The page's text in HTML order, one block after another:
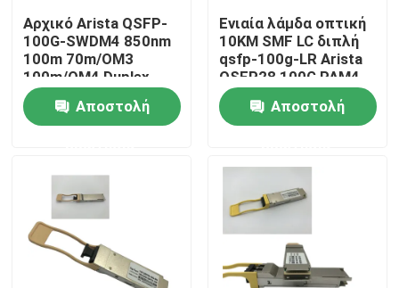
Μας ελάτε σε επαφή με
Ειδήσεις
Οπτική μονάδα 400G/800G
ενότητα 100G QSFP28
Αρχικό Arista QSFP-
100G-SWDM4 850nm
100m 70m/OM3
100m/OM4 Duplex
MMF δέκτη
Αποστολή
Ενιαία λάμδα οπτική
10KM SMF LC διπλή
qsfp-100g-LR Arista
QSFP28 100G PAM4
Αποστολή